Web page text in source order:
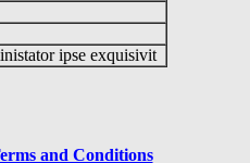
ipse exquisivit
and Conditions